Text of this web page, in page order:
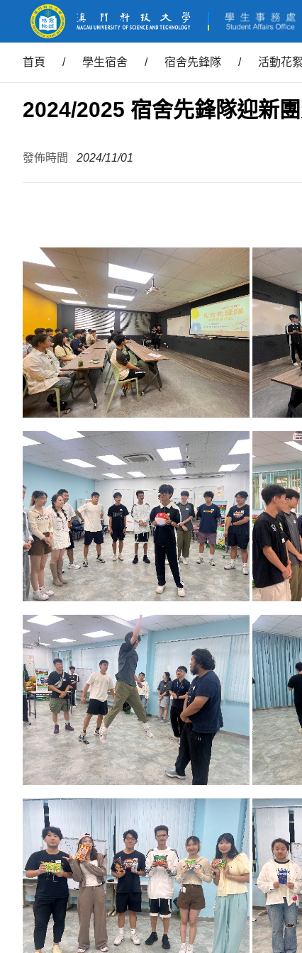
首頁 / 學生宿舍 / 宿舍先鋒隊 / 活動花絮
2024/2025 宿舍先鋒隊迎新
發佈時間 2024/11/01